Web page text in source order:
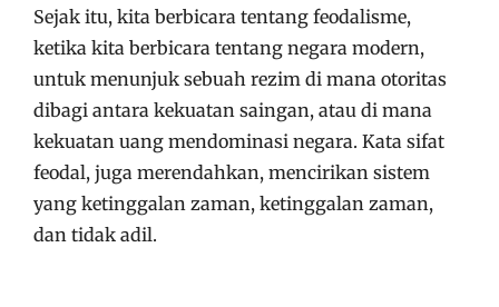
Sejak itu, kita berbicara tentang feodalisme,
ketika kita berbicara tentang negara modern,
untuk menunjuk sebuah rezim di mana otoritas
dibagi antara kekuatan saingan, atau di mana
kekuatan uang mendominasi negara. Kata sifat
feodal, juga merendahkan, mencirikan sistem
yang ketinggalan zaman, ketinggalan zaman,
dan tidak adil.